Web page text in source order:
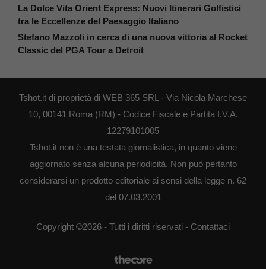
La Dolce Vita Orient Express: Nuovi Itinerari Golfistici
tra le Eccellenze del Paesaggio Italiano
Stefano Mazzoli in cerca di una nuova vittoria al Rocket
Classic del PGA Tour a Detroit
Tshot.it di proprietà di WEB 365 SRL - Via Nicola Marchese
10, 00141 Roma (RM) - Codice Fiscale e Partita I.V.A.
12279101005
Tshot.it non è una testata giornalistica, in quanto viene
aggiornato senza alcuna periodicità. Non può pertanto
considerarsi un prodotto editoriale ai sensi della legge n. 62
del 07.03.2001
Copyright ©2026 - Tutti i diritti riservati - Contattaci